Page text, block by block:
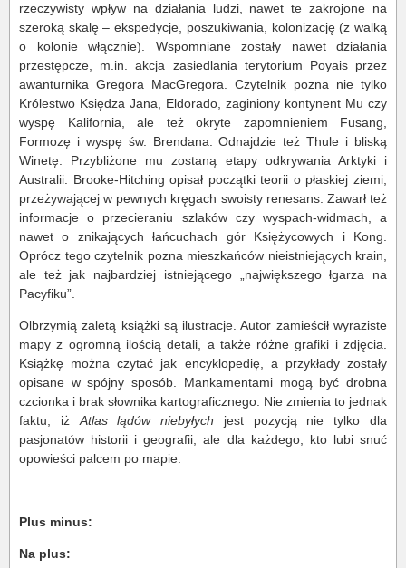
rzeczywisty wpływ na działania ludzi, nawet te zakrojone na
szeroką skalę – ekspedycje, poszukiwania, kolonizację (z walką
o kolonie włącznie). Wspomniane zostały nawet działania
przestępcze, m.in. akcja zasiedlania terytorium Poyais przez
awanturnika Gregora MacGregora. Czytelnik pozna nie tylko
Królestwo Księdza Jana, Eldorado, zaginiony kontynent Mu czy
wyspę Kalifornia, ale też okryte zapomnieniem Fusang,
Formozę i wyspę św. Brendana. Odnajdzie też Thule i bliską
Winetę. Przybliżone mu zostaną etapy odkrywania Arktyki i
Australii. Brooke-Hitching opisał początki teorii o płaskiej ziemi,
przeżywającej w pewnych kręgach swoisty renesans. Zawarł też
informacje o przecieraniu szlaków czy wyspach-widmach, a
nawet o znikających łańcuchach gór Księżycowych i Kong.
Oprócz tego czytelnik pozna mieszkańców nieistniejących krain,
ale też jak najbardziej istniejącego „największego łgarza na
Pacyfiku”.
Olbrzymią zaletą książki są ilustracje. Autor zamieścił wyraziste
mapy z ogromną ilością detali, a także różne grafiki i zdjęcia.
Książkę można czytać jak encyklopedię, a przykłady zostały
opisane w spójny sposób. Mankamentami mogą być drobna
czcionka i brak słownika kartograficznego. Nie zmienia to jednak
faktu, iż Atlas lądów niebyłych jest pozycją nie tylko dla
pasjonatów historii i geografii, ale dla każdego, kto lubi snuć
opowieści palcem po mapie.
Plus minus:
Na plus: